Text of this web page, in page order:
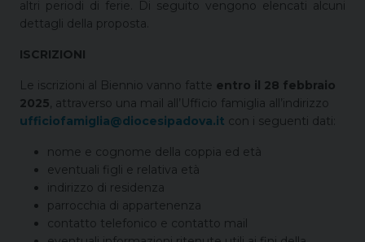
altri periodi di ferie. Di seguito vengono elencati alcuni
dettagli della proposta.
ISCRIZIONI
Le iscrizioni al Biennio vanno fatte entro il 28 febbraio
2025, attraverso una mail all’Ufficio famiglia all’indirizzo
ufficiofamiglia@diocesipadova.it con i seguenti dati:
nome e cognome della coppia ed età
eventuali figli e relativa età
indirizzo di residenza
parrocchia di appartenenza
contatto telefonico e contatto mail